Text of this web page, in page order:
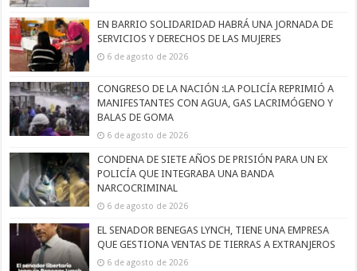
EN BARRIO SOLIDARIDAD HABRÁ UNA JORNADA DE
SERVICIOS Y DERECHOS DE LAS MUJERES
6 de agosto de 2026
CONGRESO DE LA NACIÓN :LA POLICÍA REPRIMIÓ A
MANIFESTANTES CON AGUA, GAS LACRIMÓGENO Y
BALAS DE GOMA
6 de agosto de 2026
CONDENA DE SIETE AÑOS DE PRISIÓN PARA UN EX
POLICÍA QUE INTEGRABA UNA BANDA
NARCOCRIMINAL
6 de agosto de 2026
EL SENADOR BENEGAS LYNCH, TIENE UNA EMPRESA
QUE GESTIONA VENTAS DE TIERRAS A EXTRANJEROS
6 de agosto de 2026